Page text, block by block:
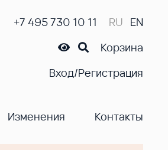
+7 495 730 10 11 RU EN
Корзина
Вход/Регистрация
Изменения Контакты